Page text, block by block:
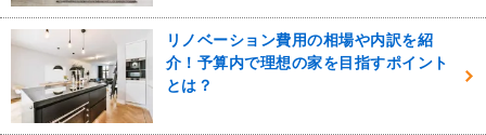
リノベーション費用の相場や内訳を紹
介！予算内で理想の家を目指すポイント
とは？